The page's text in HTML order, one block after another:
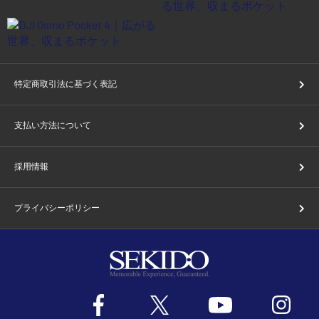
特定商取引法に基づく表記
支払い方法について
採用情報
プライバシーポリシー